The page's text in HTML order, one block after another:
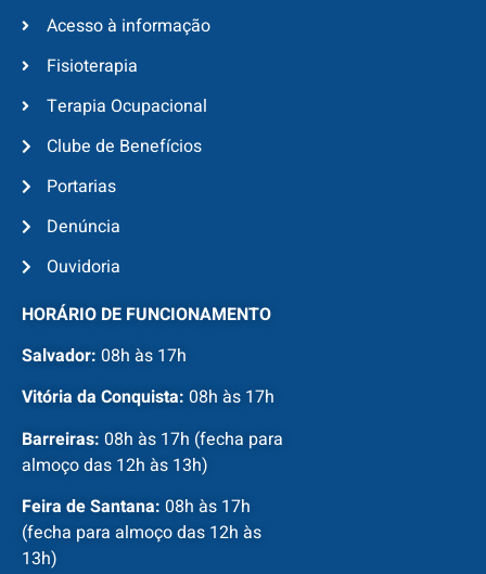
Acesso à informação
Fisioterapia
Terapia Ocupacional
Clube de Benefícios
Portarias
Denúncia
Ouvidoria
HORÁRIO DE FUNCIONAMENTO
Salvador: 08h às 17h
Vitória da Conquista: 08h às 17h
Barreiras: 08h às 17h (fecha para
almoço das 12h às 13h)
Feira de Santana: 08h às 17h
(fecha para almoço das 12h às
13h)